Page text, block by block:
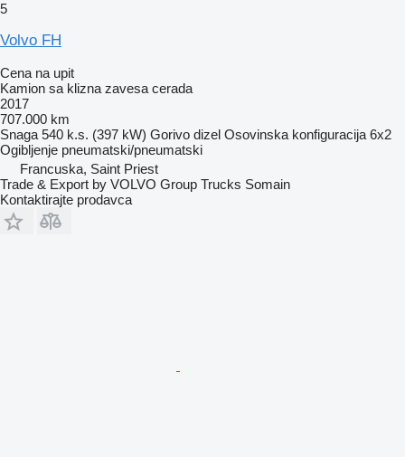
5
Volvo FH
Cena na upit
Kamion sa klizna zavesa cerada
2017
707.000 km
Snaga 540 k.s. (397 kW) Gorivo dizel Osovinska konfiguracija 6x2
Ogibljenje pneumatski/pneumatski
Francuska, Saint Priest
Trade & Export by VOLVO Group Trucks Somain
Kontaktirajte prodavca